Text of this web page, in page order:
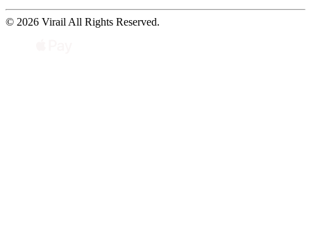
© 2026 Virail All Rights Reserved.